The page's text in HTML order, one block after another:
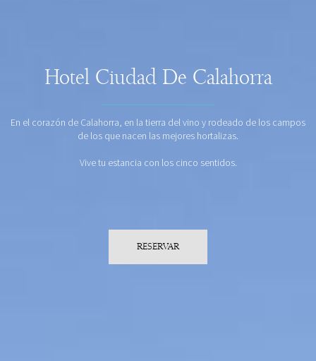
Hotel Ciudad De Calahorra
En el corazón de Calahorra, en la tierra del vino y rodeado de los campos
de los que nacen las mejores hortalizas.
Vive tu estancia con los cinco sentidos.
RESERVAR